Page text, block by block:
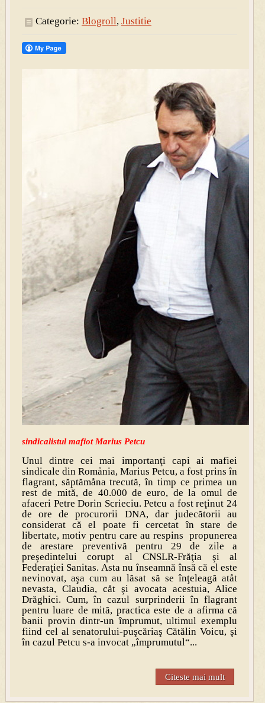
Categorie: Blogroll, Justitie
sindicalistul mafiot Marius Petcu
Unul dintre cei mai importanţi capi ai mafiei
sindicale din Romånia, Marius Petcu, a fost prins în
flagrant, săptămåna trecută, în timp ce primea un
rest de mită, de 40.000 de euro, de la omul de
afaceri Petre Dorin Scrieciu. Petcu a fost reţinut 24
de ore de procurorii DNA, dar judecătorii au
considerat că el poate fi cercetat în stare de
libertate, motiv pentru care au respins propunerea
de arestare preventivă pentru 29 de zile a
preşedintelui corupt al CNSLR-Frăţia şi al
Federaţiei Sanitas. Asta nu înseamnă însă că el este
nevinovat, aşa cum au lăsat să se înţeleagă atåt
nevasta, Claudia, cåt şi avocata acestuia, Alice
Drăghici. Cum, în cazul surprinderii în flagrant
pentru luare de mită, practica este de a afirma că
banii provin dintr-un împrumut, ultimul exemplu
fiind cel al senatorului-puşcăriaş Cătălin Voicu, şi
în cazul Petcu s-a invocat „împrumutul“...
Citeste mai mult